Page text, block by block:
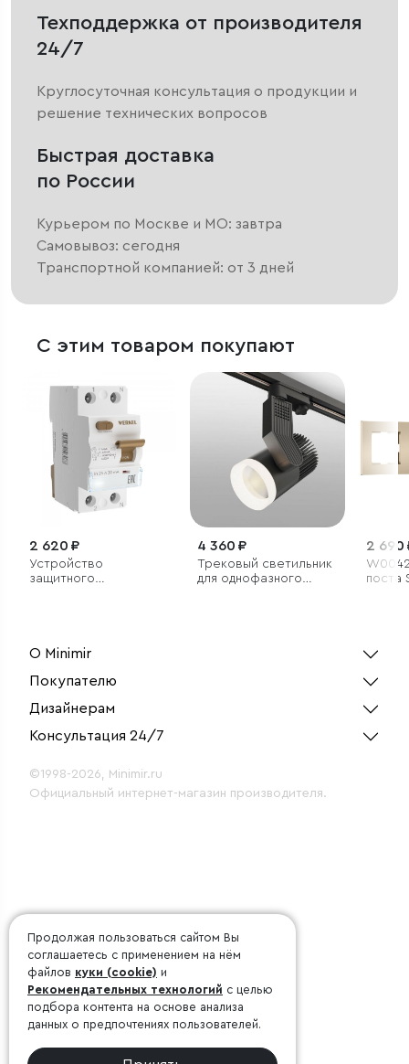
Техподдержка от производителя
24/7
Круглосуточная консультация о продукции и
решение технических вопросов
Быстрая доставка
по России
Курьером по Москве и МО: завтра
Самовывоз: сегодня
Транспортной компанией: от 3 дней
С этим товаром покупают
2 620 ₽
Устройство
защитного
4 360 ₽
Трековый светильник
для однофазного
2 690
поста
О Minimir
Покупателю
Дизайнерам
Консультация 24/7
©1998-2026, Minimir.ru
Официальный интернет-магазин производителя.
Продолжая пользоваться сайтом Вы
соглашаетесь с применением на нём
файлов куки (cookie) и
Рекомендательных технологий с целью
подбора контента на основе анализа
данных о предпочтениях пользователей.